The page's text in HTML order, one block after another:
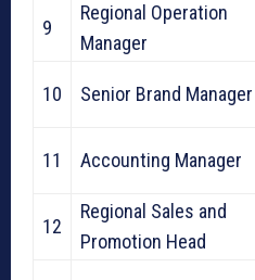
9
Regional Operation
Manager
10 Senior Brand Manager
11 Accounting Manager
12
Regional Sales and
Promotion Head